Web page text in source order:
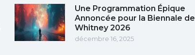
Une Programmation Épique
Annoncée pour la Biennale de
Whitney 2026
décembre 16, 2025